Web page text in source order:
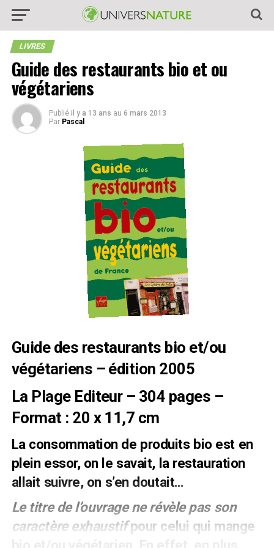
LIVRES
Guide des restaurants bio et ou
végétariens
Publié il y a 13 ans au 6 mars 2013
Par Pascal
Guide des restaurants bio et/ou
végétariens – édition 2005
La Plage Editeur – 304 pages –
Format : 20 x 11,7 cm
La consommation de produits bio est en
plein essor, on le savait, la restauration
allait suivre, on s’en doutait…
Le titre de l’ouvrage ne révèle pas son
caractère exhaustifpour celui qui mange